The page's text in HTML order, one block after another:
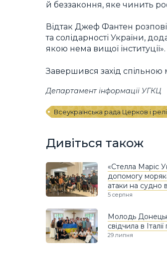
й беззаконня, яке чинить
Відтак Джеф Фантен
та солідарності України,
якою нема вищої інституції».
Завершився захід спільною
Департамент інформації УГКЦ
Всеукраїнська рада Церков і
Дивіться також
«Стелла Маріс
допомогу
атаки на судно
5 серпня
Молодь
свідчила в
29 липня